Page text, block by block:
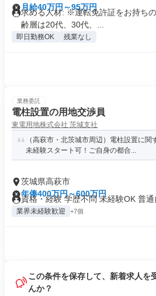
月給40万円～95万円
求める人材: ※運転免許証をお持ち
齢層は20代、30代、...
即日勤務OK 残業なし
業務委託
電柱設置の用地交渉員
東電用地株式会社 茨城支社
（高萩市・北茨城市周辺）電柱設置に
未経験スタート可！ご自身の都合...
茨城県高萩市
年俸400万円～600万円
資格・経験 学歴不問 未経験OK 普
業界未経験歓迎 +7個
この条件を保存して、新着求人を
んか？